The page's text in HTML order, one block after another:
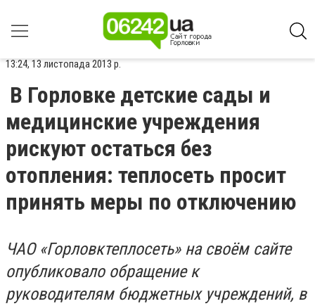
13:24, 13 листопада 2013 р.
В Горловке детские сады и
медицинские учреждения
рискуют остаться без
отопления: теплосеть просит
принять меры по отключению
ЧАО «Горловктеплосеть» на своём сайте
опубликовало обращение к
руководителям бюджетных учреждений, в